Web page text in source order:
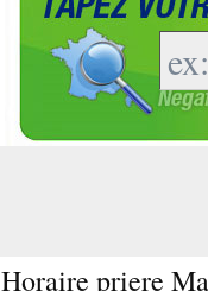
Horaire priere